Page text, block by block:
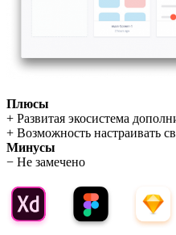
Плюсы
+ Развитая экосистема
+ Возможность настраивать
Минусы
− Не замечено